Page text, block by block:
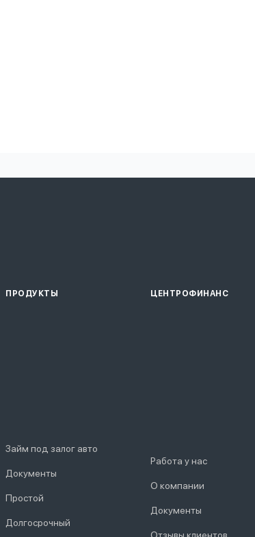
ПРОДУКТЫ
Займ под залог авто
Документы
Простой
Долгосрочный
ЦЕНТРОФИНАНС
Работа у нас
О компании
Документы
Отзывы клиентов